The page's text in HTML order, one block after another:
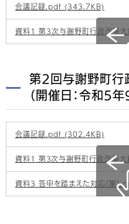
会議記録.pdf (343.7KB)
資料1 第3次与謝野町行政改革
第2回与謝野町行
（開催日：令和5
会議記録.pdf (302.4KB)
資料1 第３次与謝野町行政改革
資料3 答申を踏まえた対応（案